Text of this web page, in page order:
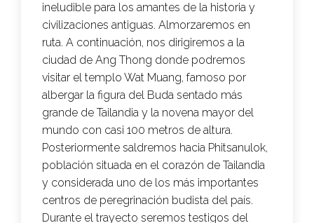
ineludible para los amantes de la historia y
civilizaciones antiguas. Almorzaremos en
ruta. A continuación, nos dirigiremos a la
ciudad de Ang Thong donde podremos
visitar el templo Wat Muang, famoso por
albergar la figura del Buda sentado más
grande de Tailandia y la novena mayor del
mundo con casi 100 metros de altura.
Posteriormente saldremos hacia Phitsanulok,
población situada en el corazón de Tailandia
y considerada uno de los más importantes
centros de peregrinación budista del país.
Durante el trayecto seremos testigos del